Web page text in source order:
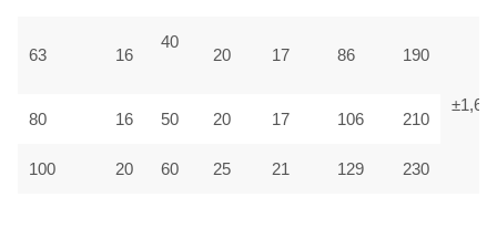
63 16
40
20 17 86 190
±1,6
80 16 50 20 17 106 210
100 20 60 25 21 129 230